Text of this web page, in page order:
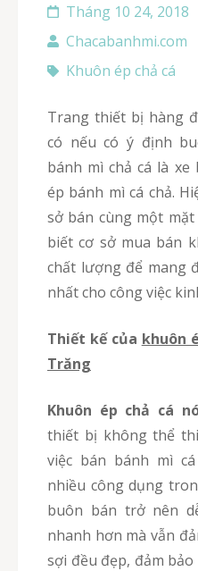
Tháng 10 24, 2018
Chacabanhmi.com
Khuôn ép chả cá
Trang thiết bị hàng đầu cần nghĩ tới và cần
có nếu có ý định
bánh mì chả cá là
ép bánh mì cá chả.
sở bán cùng một
biết cơ sở mua bán
chất lượng để mang
nhất cho công việc
Thiết kế của khuôn
Trăng
Khuôn ép chả cá
thiết bị không thể
việc bán bánh mì
nhiều công dụng
buôn bán trở nên
nhanh hơn mà vẫn
sợi đều đẹp, đảm